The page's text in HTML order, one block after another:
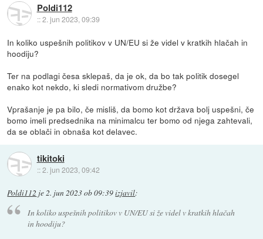
Poldi112
::2. jun 2023, 09:39
In koliko uspešnih politikov v UN/EU si že videl v kratkih hlačah in
hoodiju?
Ter na podlagi česa sklepaš, da je ok, da bo tak politik dosegel
enako kot nekdo, ki sledi normativom družbe?
Vprašanje je pa bilo, če misliš, da bomo kot država bolj uspešni, če
bomo imeli predsednika na minimalcu ter bomo od njega zahtevali,
da se oblači in obnaša kot delavec.
tikitoki
::2. jun 2023, 09:42
Poldi112 je2. jun 2023 ob 09:39izjavil:
In koliko uspešnih politikov v UN/EU si že videl v kratkih hlačah
in hoodiju?